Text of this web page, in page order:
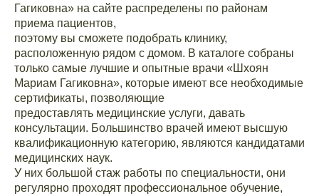
Гагиковна» на сайте распределены по районам
приема пациентов,
поэтому вы сможете подобрать клинику,
расположенную рядом с домом. В каталоге собраны
только самые лучшие и опытные врачи «Шхоян
Мариам Гагиковна», которые имеют все необходимые
сертификаты, позволяющие
предоставлять медицинские услуги, давать
консультации. Большинство врачей имеют высшую
квалификационную категорию, являются кандидатами
медицинских наук.
У них большой стаж работы по специальности, они
регулярно проходят профессиональное обучение,